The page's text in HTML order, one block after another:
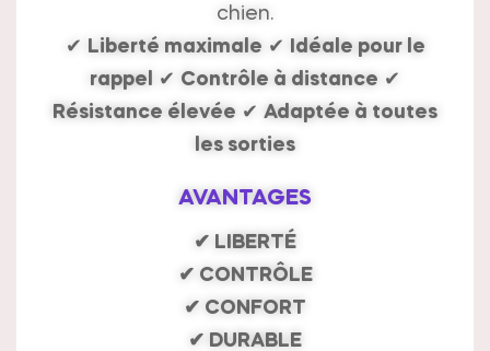
chien.
✔ Liberté maximale ✔ Idéale pour le
rappel ✔ Contrôle à distance ✔
Résistance élevée ✔ Adaptée à toutes
les sorties
AVANTAGES
✔ LIBERTÉ
✔ CONTRÔLE
✔ CONFORT
✔ DURABLE